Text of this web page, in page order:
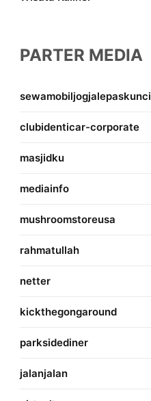
PARTER MEDIA
sewamobiljogjalepaskunci
clubidenticar-corporate
masjidku
mediainfo
mushroomstoreusa
rahmatullah
netter
kickthegongaround
parksidediner
jalanjalan